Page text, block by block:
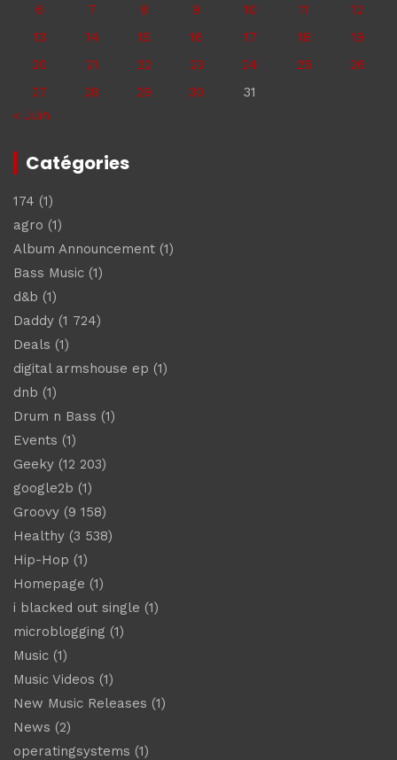
6
7 8 9 10 11
12
13
14 15 16 17 18
19
20
21 22 23 24 25
26
27
28 29 30
31
« Juin
Catégories
174 (1)
agro (1)
Album Announcement (1)
Bass Music (1)
d&b (1)
Daddy (1 724)
Deals (1)
digital armshouse ep (1)
dnb (1)
Drum n Bass (1)
Events (1)
Geeky (12 203)
google2b (1)
Groovy (9 158)
Healthy (3 538)
Hip-Hop (1)
Homepage (1)
i blacked out single (1)
microblogging (1)
Music (1)
Music Videos (1)
New Music Releases (1)
News (2)
operatingsystems (1)